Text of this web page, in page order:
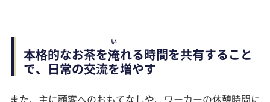
本格的なお茶を淹
い
れる時間を共有すること
で、日常の交流を増やす
また、主に顧客へのおもてなしや、ワーカーの休憩時間に